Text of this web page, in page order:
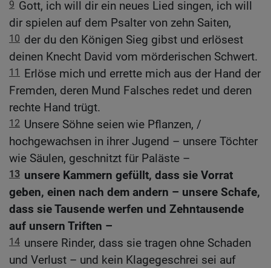
9 Gott, ich will dir ein neues Lied singen, ich will
dir spielen auf dem Psalter von zehn Saiten,
10 der du den Königen Sieg gibst und erlösest
deinen Knecht David vom mörderischen Schwert.
11
Erlöse mich und errette mich aus der Hand der
Fremden, deren Mund Falsches redet und deren
rechte Hand trügt.
12 Unsere Söhne seien wie Pflanzen, /
hochgewachsen in ihrer Jugend – unsere Töchter
wie Säulen, geschnitzt für Paläste –
13 unsere Kammern gefüllt, dass sie Vorrat
geben, einen nach dem andern – unsere Schafe,
dass sie Tausende werfen und Zehntausende
auf unsern Triften –
14 unsere Rinder, dass sie tragen ohne Schaden
und Verlust – und kein Klagegeschrei sei auf